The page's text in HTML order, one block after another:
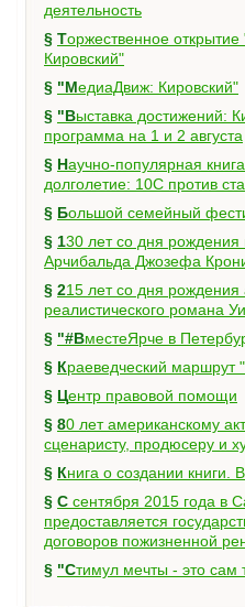
деятельность
§ Торжественное открытие "Выставки достижений:
Кировский"
§
"МедиаДвиж: Кировский"
§ "Выставка достижений: Кировский": культурная
программа на 1 и 2 августа
§ Научно-популярная книга. Ольга Шестова "Красивое
долголетие: 10C против
§
Большой семейный
§ 130 лет со дня рождения шотландского писателя и врача
Арчибальда Джозефа
§ 215 лет со дня рождения английского писателя, мастера
реалистического романа
§
"#ВместеЯрче в
§
Краеведческий
§
Центр правовой помощи
§ 80 лет американскому актёру, кинорежиссёру,
сценаристу, продюсеру и
§
Книга о создании
§ С сентября 2015 года в Санкт-Петербурге
предоставляется
договоров пожизненной
§
"Стимул мечты - это сам